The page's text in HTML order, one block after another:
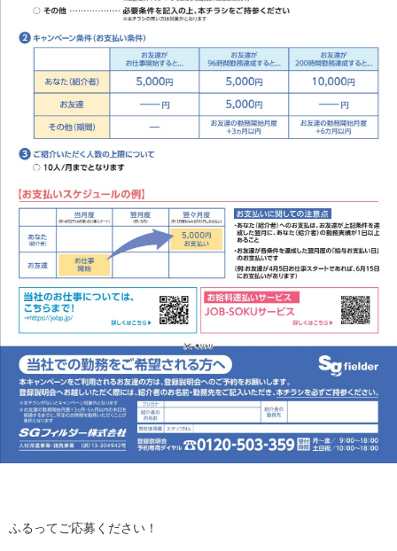
ふるってご応募ください！